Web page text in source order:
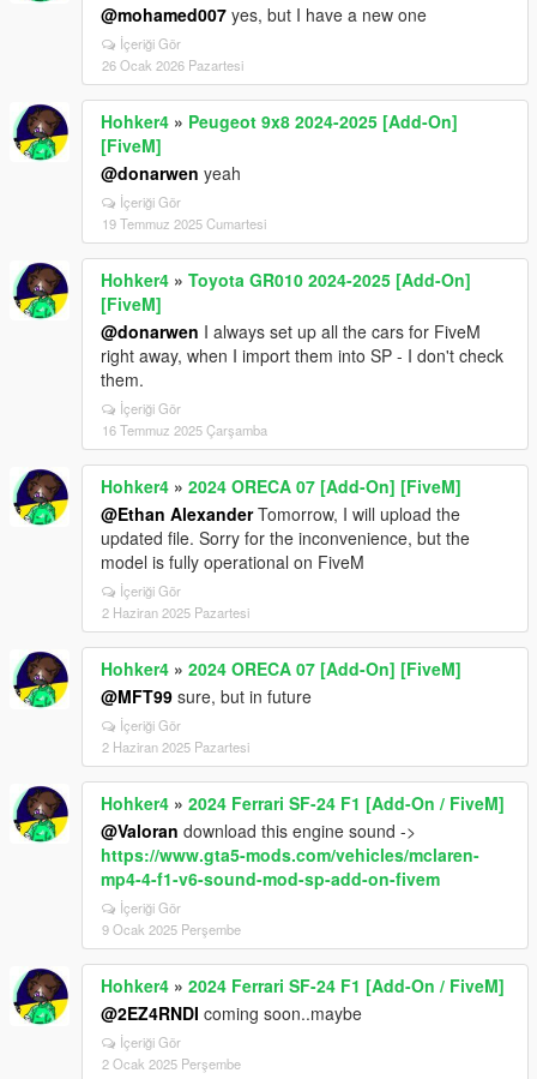
@mohamed007 yes, but I have a new one
İçeriği Gör
26 Ocak 2026 Pazartesi
Hohker4 » Peugeot 9x8 2024-2025 [Add-On]
[FiveM]
@donarwen yeah
İçeriği Gör
19 Temmuz 2025 Cumartesi
Hohker4 » Toyota GR010 2024-2025 [Add-On]
[FiveM]
@donarwen I always set up all the cars for FiveM
right away, when I import them into SP - I don't check
them.
İçeriği Gör
16 Temmuz 2025 Çarşamba
Hohker4 » 2024 ORECA 07 [Add-On] [FiveM]
@Ethan AlexanderTomorrow, I will upload the
updated file. Sorry for the inconvenience, but the
model is fully operational on FiveM
İçeriği Gör
2 Haziran 2025 Pazartesi
Hohker4 » 2024 ORECA 07 [Add-On] [FiveM]
@MFT99 sure, but in future
İçeriği Gör
2 Haziran 2025 Pazartesi
Hohker4 » 2024 Ferrari SF-24 F1 [Add-On / FiveM]
@Valoran download this engine sound ->
https://www.gta5-mods.com/vehicles/mclaren-
mp4-4-f1-v6-sound-mod-sp-add-on-fivem
İçeriği Gör
9 Ocak 2025 Perşembe
Hohker4 » 2024 Ferrari SF-24 F1 [Add-On / FiveM]
@2EZ4RNDI coming soon..maybe
İçeriği Gör
2 Ocak 2025 Perşembe